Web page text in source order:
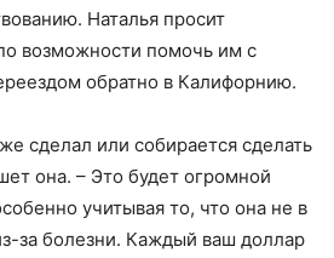
Наталья просит
возможности помочь им с
обратно в Калифорнию.
сделал или собирается сделать
она. – Это будет огромной
учитывая то, что она не в
за болезни. Каждый ваш доллар